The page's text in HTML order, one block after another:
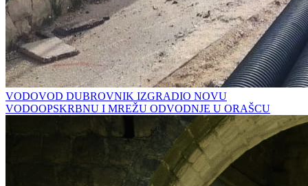
VODOVOD DUBROVNIK IZGRADIO NOVU
VODOOPSKRBNU I MREŽU ODVODNJE U ORAŠCU